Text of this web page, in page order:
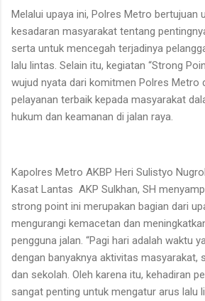
Melalui upaya ini, Polres Metro bertujuan
kesadaran masyarakat tentang
serta untuk mencegah terjadinya
lalu lintas. Selain itu, kegiatan “Strong
wujud nyata dari komitmen Polres Metro
pelayanan terbaik kepada masyarakat
hukum dan keamanan di jalan raya.
Kapolres Metro AKBP Heri Sulistyo
Kasat Lantas AKP Sulkhan, SH
strong point ini merupakan bagian dari
mengurangi kemacetan dan
pengguna jalan. “Pagi hari adalah waktu
dengan banyaknya aktivitas masyarakat,
dan sekolah. Oleh karena itu, kehadiran
sangat penting untuk mengatur arus lalu